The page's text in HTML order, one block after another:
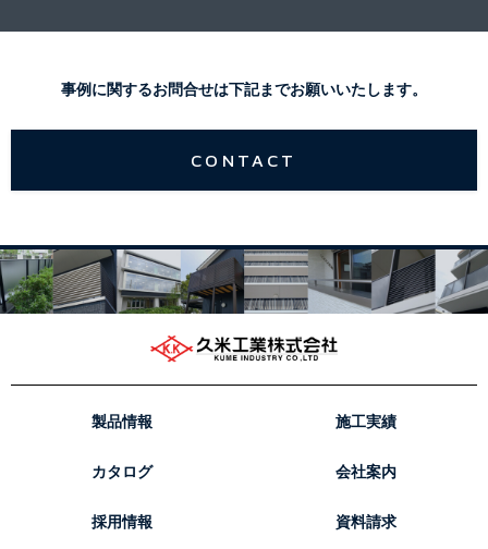
事例に関するお問合せは下記までお願いいたします。
CONTACT
製品情報 施工実績
カタログ 会社案内
採用情報 資料請求